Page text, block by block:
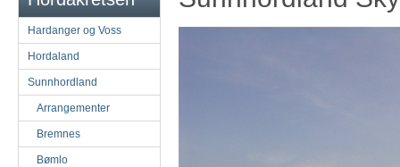
Hardanger og Voss
Hordaland
Sunnhordland
Arrangementer
Bremnes
Bømlo